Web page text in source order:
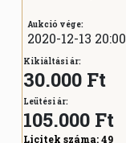
Aukció vége:
2020-12-13 20:00
Kikiáltási ár:
30.000 Ft
Leütési ár:
105.000 Ft
Licitek száma:49